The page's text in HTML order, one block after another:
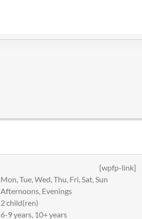
[wpfp-link]
Mon, Tue, Wed, Thu, Fri, Sat, Sun
Afternoons, Evenings
2 child(ren)
6-9 years, 10+ years